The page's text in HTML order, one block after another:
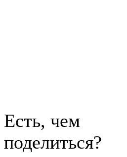
Есть, чем
поделиться?